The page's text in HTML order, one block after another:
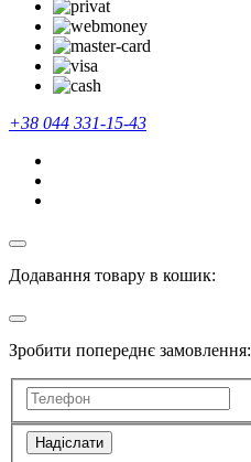
+38 044 331-15-43
Додавання товару в кошик:
Зробити попереднє замовлення:
Надіслати